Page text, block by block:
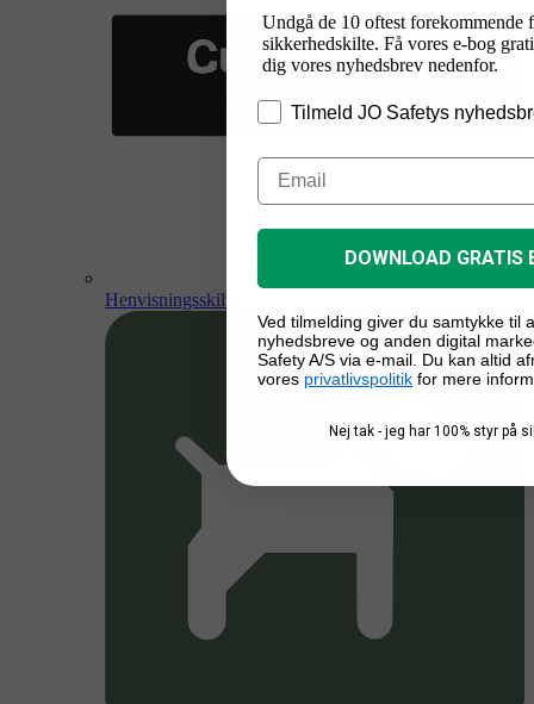
Henvisningsskilte
Undgå de 10 oftest forekommende
sikkerhedskilte. Få vores e-bog
dig vores nyhedsbrev nedenfor.
Tilmeld JO Safetys
DOWNLOAD GRATIS
Ved tilmelding giver du samtykke til
nyhedsbreve og anden digital
Safety A/S via e-mail. Du kan altid
vores privatlivspolitik for mere
Nej tak - jeg har 100% styr på